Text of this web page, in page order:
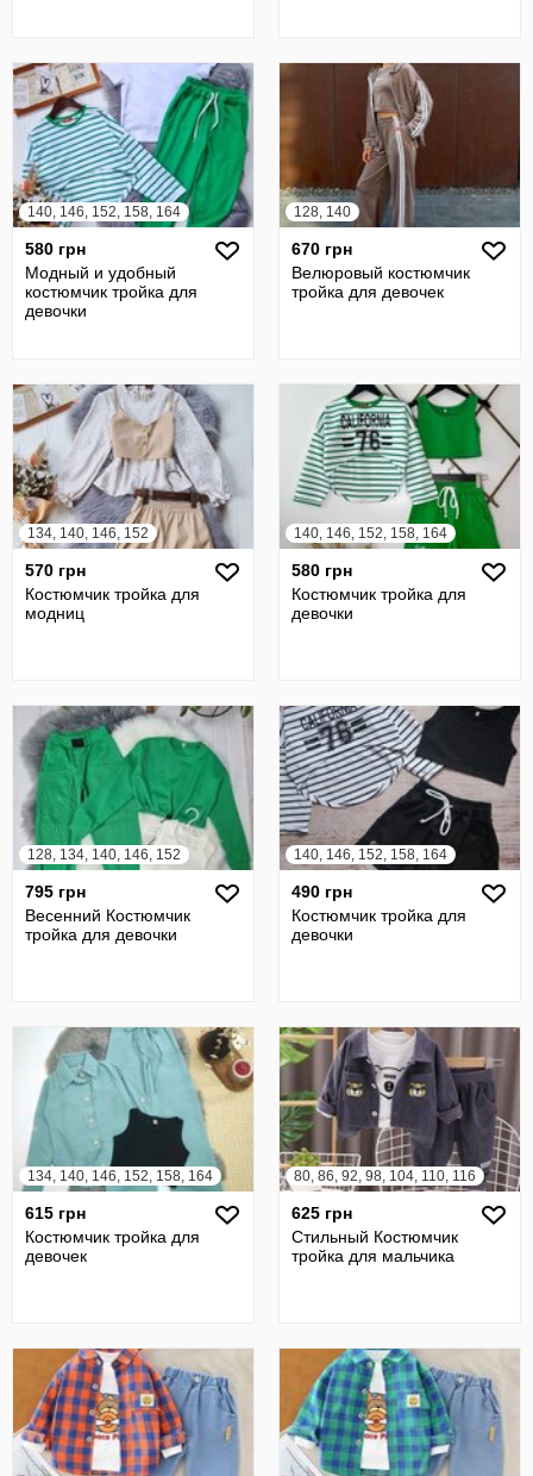
140, 146, 152, 158, 164
580 грн
Модный и удобный
костюмчик тройка для
девочки
128, 140
670 грн
Велюровый костюмчик
тройка для девочек
134, 140, 146, 152
570 грн
Костюмчик тройка для
модниц
140, 146, 152, 158, 164
580 грн
Костюмчик тройка для
девочки
128, 134, 140, 146, 152
795 грн
Весенний Костюмчик
тройка для девочки
140, 146, 152, 158, 164
490 грн
Костюмчик тройка для
девочки
134, 140, 146, 152, 158, 164
615 грн
Костюмчик тройка для
девочек
80, 86, 92, 98, 104, 110, 116
625 грн
Стильный Костюмчик
тройка для мальчика